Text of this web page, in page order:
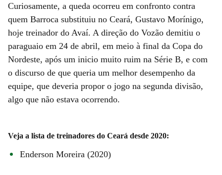
Curiosamente, a queda ocorreu em confronto contra
quem Barroca substituiu no Ceará, Gustavo Morínigo,
hoje treinador do Avaí. A direção do Vozão demitiu o
paraguaio em 24 de abril, em meio à final da Copa do
Nordeste, após um inicio muito ruim na Série B, e com
o discurso de que queria um melhor desempenho da
equipe, que deveria propor o jogo na segunda divisão,
algo que não estava ocorrendo.
Veja a lista de treinadores do Ceará desde 2020:
Enderson Moreira (2020)